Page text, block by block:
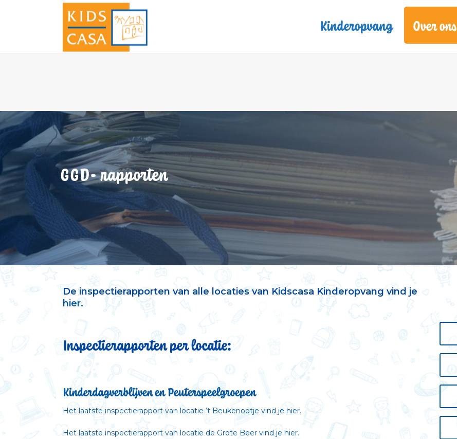
Kinderopvang Over ons
GGD- rapporten
De inspectierapporten van alle locaties van Kidscasa Kinderopvang vind je
hier.
Inspectierapporten per locatie:
Kinderdagverblijven en Peuterspeelgroepen
Het laatste inspectierapport van locatie ‘t Beukenootje vind je hier.
Het laatste inspectierapport van locatie de Grote Beer vind jehier.